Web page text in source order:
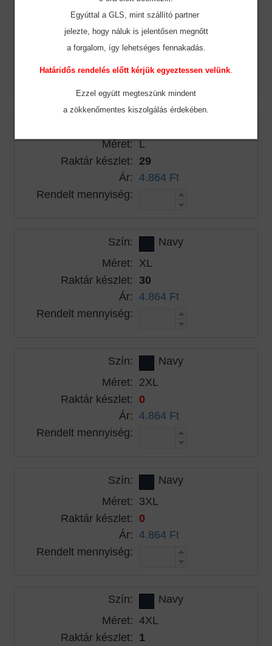
Szín:
Navy
Méret:
M
Raktár készlet:
6
Rendelt mennyiség:
Méret: L
Raktár készlet: 29
Ár: 4.864 Ft
Rendelt mennyiség:
Szín:
Navy
Méret: XL
Raktár készlet: 30
Ár: 4.864 Ft
Rendelt mennyiség:
Szín:
Navy
Méret: 2XL
Raktár készlet: 0
Ár: 4.864 Ft
Rendelt mennyiség:
Szín:
Navy
Méret: 3XL
Raktár készlet: 0
Ár: 4.864 Ft
Rendelt mennyiség:
Szín:
Navy
Méret: 4XL
Raktár készlet: 1
Egyúttal a GLS, mint szállító partner
jelezte, hogy náluk is jelentősen megnőtt
a forgalom, így lehetséges fennakadás.
Határidős rendelés előtt kérjük egyeztessen velünk.
Ezzel együtt megteszünk mindent
a zökkenőmentes kiszolgálás érdekében.